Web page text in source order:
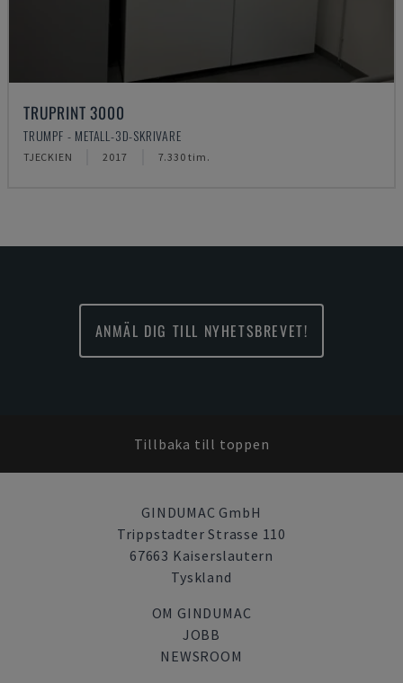
TRUPRINT 3000
TRUMPF - METALL-3D-SKRIVARE
TJECKIEN 2017 7.330 tim.
ANMÄL DIG TILL NYHETSBREVET!
Tillbaka till toppen
GINDUMAC GmbH
Trippstadter Strasse 110
67663 Kaiserslautern
Tyskland
OM GINDUMAC
JOBB
NEWSROOM